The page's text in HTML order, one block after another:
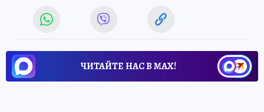
ЧИТАЙТЕ НАС В МАХ!